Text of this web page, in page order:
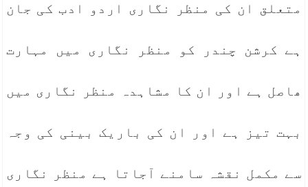
متعلق ان کی منظر نگاری اردو ادب کی جان
ہے کرشن چندر کو منظر نگاری میں مہارت
ھاصل ہے اور ان کا مشاہدہ منظر نگاری میں
بہت تیز ہے اور ان کی باریک بینی کی وجہ
سے مکمل نقشہ سامنے آجاتا ہے منظر نگاری